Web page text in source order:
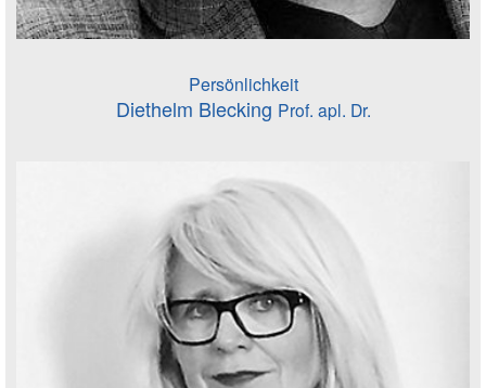
Persönlichkeit
Diethelm Blecking Prof. apl. Dr.